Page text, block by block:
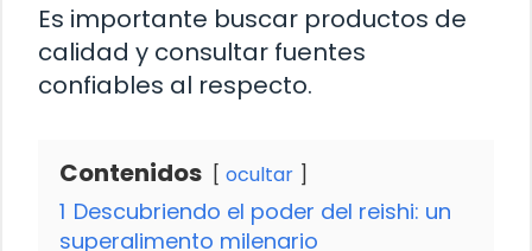
Es importante buscar productos de
calidad y consultar fuentes
confiables al respecto.
Contenidos ocultar
1 Descubriendo el poder del reishi: un
superalimento milenario